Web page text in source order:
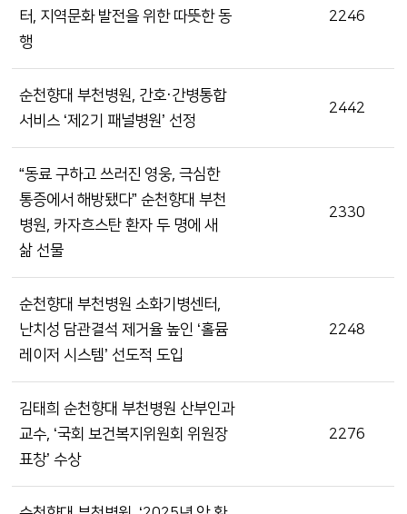
터, 지역문화 발전을 위한 따뜻한 동
행
2246
순천향대 부천병원, 간호·간병통합
서비스 ‘제2기 패널병원’ 선정
2442
“동료 구하고 쓰러진 영웅, 극심한
통증에서 해방됐다” 순천향대 부천
병원, 카자흐스탄 환자 두 명에 새
삶 선물
2330
순천향대 부천병원 소화기병센터,
난치성 담관결석 제거율 높인 ‘홀뮴
레이저 시스템’ 선도적 도입
2248
김태희 순천향대 부천병원 산부인과
교수, ‘국회 보건복지위원회 위원장
표창’ 수상
2276